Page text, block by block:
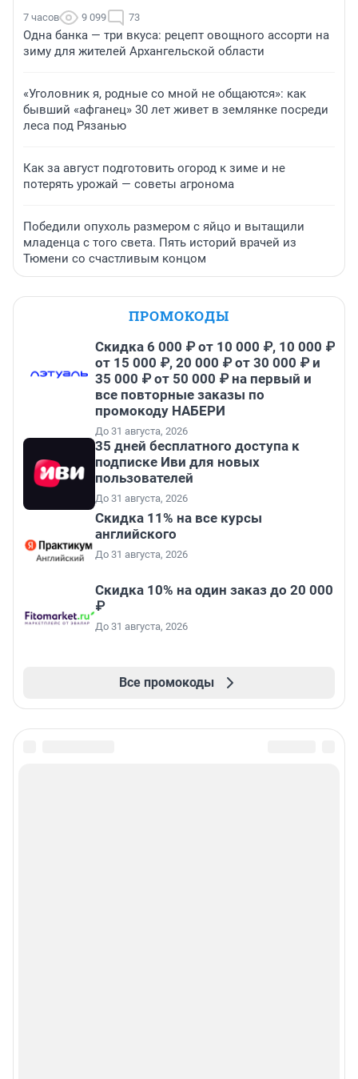
7 часов 9 099 73
Одна банка — три вкуса: рецепт овощного ассорти на
зиму для жителей Архангельской области
«Уголовник я, родные со мной не общаются»: как
бывший «афганец» 30 лет живет в землянке посреди
леса под Рязанью
Как за август подготовить огород к зиме и не
потерять урожай — советы агронома
Победили опухоль размером с яйцо и вытащили
младенца с того света. Пять историй врачей из
Тюмени со счастливым концом
ПРОМОКОДЫ
Скидка 6 000 ₽ от 10 000 ₽, 10 000 ₽
от 15 000 ₽, 20 000 ₽ от 30 000 ₽ и
35 000 ₽ от 50 000 ₽ на первый и
все повторные заказы по
промокоду НАБЕРИ
До 31 августа, 2026
35 дней бесплатного доступа к
подписке Иви для новых
пользователей
До 31 августа, 2026
Скидка 11% на все курсы
английского
До 31 августа, 2026
Скидка 10% на один заказ до 20 000
₽
До 31 августа, 2026
Все промокоды